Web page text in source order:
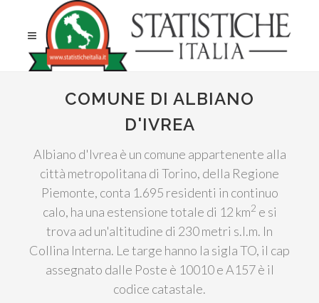
COMUNE DI ALBIANO
D'IVREA
Albiano d'Ivrea è un comune appartenente alla
città metropolitana di Torino, della Regione
Piemonte, conta 1.695 residenti in continuo
calo, ha una estensione totale di 12 km2 e si
trova ad un'altitudine di 230 metri s.l.m. In
Collina Interna. Le targe hanno la sigla TO, il cap
assegnato dalle Poste è 10010 e A157 è il
codice catastale.